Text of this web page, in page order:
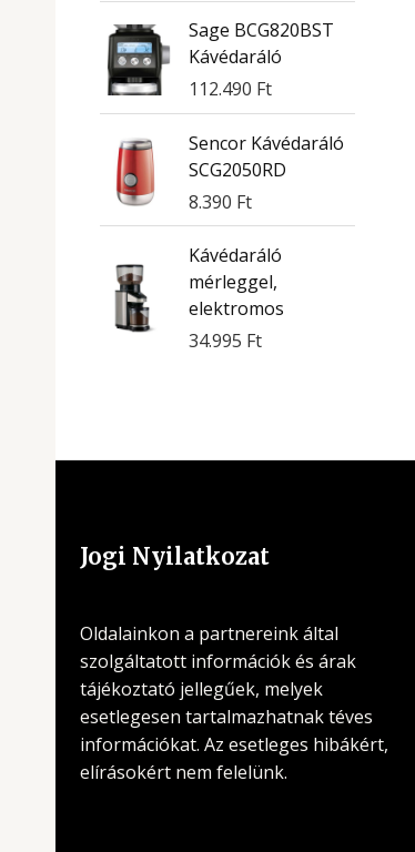
Sage BCG820BST
Kávédaráló
112.490 Ft
Sencor Kávédaráló
SCG2050RD
8.390 Ft
Kávédaráló
mérleggel,
elektromos
34.995 Ft
Jogi Nyilatkozat
Oldalainkon a partnereink által
szolgáltatott információk és árak
tájékoztató jellegűek, melyek
esetlegesen tartalmazhatnak téves
információkat. Az esetleges hibákért,
elírásokért nem felelünk.